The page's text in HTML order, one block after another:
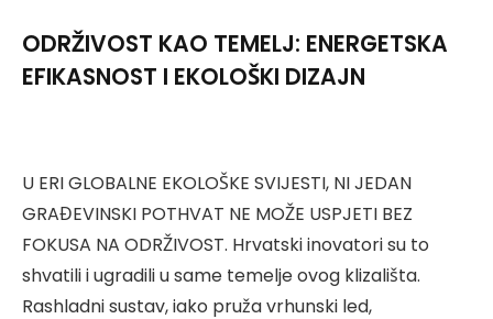
ODRŽIVOST KAO TEMELJ: ENERGETSKA
EFIKASNOST I EKOLOŠKI DIZAJN
U ERI GLOBALNE EKOLOŠKE SVIJESTI, NI JEDAN
GRAĐEVINSKI POTHVAT NE MOŽE USPJETI BEZ
FOKUSA NA ODRŽIVOST. Hrvatski inovatori su to
shvatili i ugradili u same temelje ovog klizališta.
Rashladni sustav, iako pruža vrhunski led,